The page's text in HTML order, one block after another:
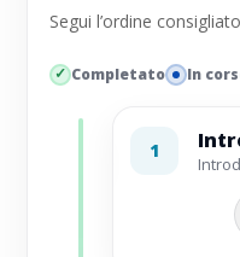
Segui l’ordine
Completato In
1